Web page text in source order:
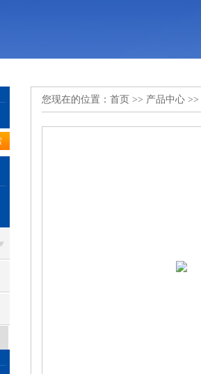
您现在的位置： 首页 >> 产品中心 >>